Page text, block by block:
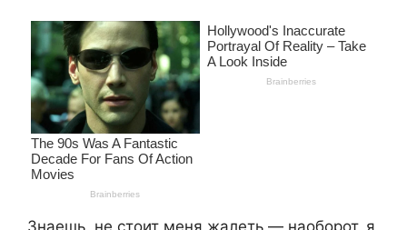
Знаешь, не стоит меня жалеть — наоборот, я